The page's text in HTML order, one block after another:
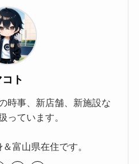
コト
時事、新店舗、新施設な
っています。
富山県在住です。